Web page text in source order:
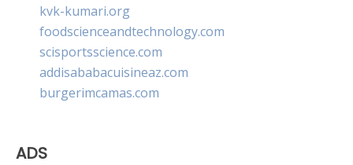
kvk-kumari.org
foodscienceandtechnology.com
scisportsscience.com
addisababacuisineaz.com
burgerimcamas.com
ADS